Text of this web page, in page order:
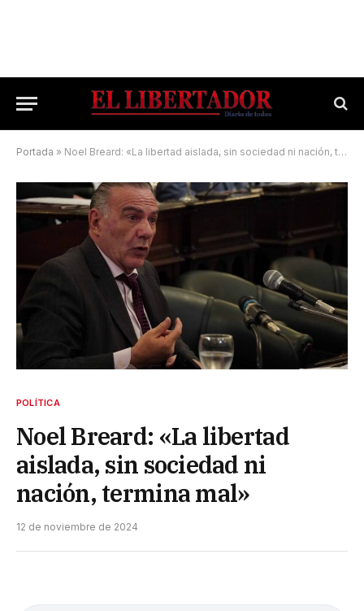
Portada » Noel Breard: «La libertad aislada, sin sociedad ni nación, termina mal»
POLÍTICA
Noel Breard: «La libertad
aislada, sin sociedad ni
nación, termina mal»
12 de noviembre de 2024